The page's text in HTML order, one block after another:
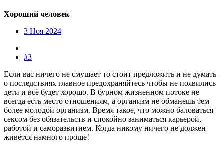
Хороший человек
3 Ноя 2024
#3
Если вас ничего не смущает то стоит предложить и не думать
о последствиях главное предохраняйтесь чтобы не появились
дети и всё будет хорошо. В бурном жизненном потоке не
всегда есть место отношениям, а организм не обманешь тем
более молодой организм. Время такое, что можно баловаться
сексом без обязательств и спокойно заниматься карьерой,
работой и саморазвитием. Когда никому ничего не должен
живётся намного проще!